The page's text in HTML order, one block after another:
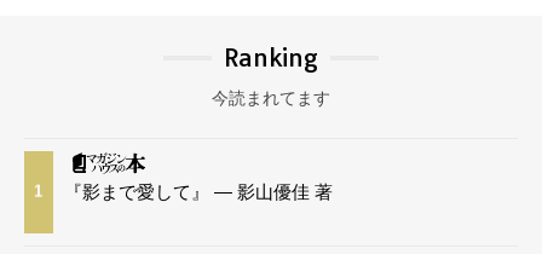
Ranking
今読まれてます
1 『影まで愛して』 — 影山優佳 著